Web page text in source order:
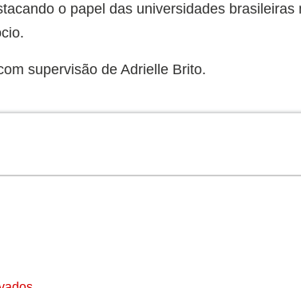
o papel das universidades brasileiras
supervisão de Adrielle Brito.